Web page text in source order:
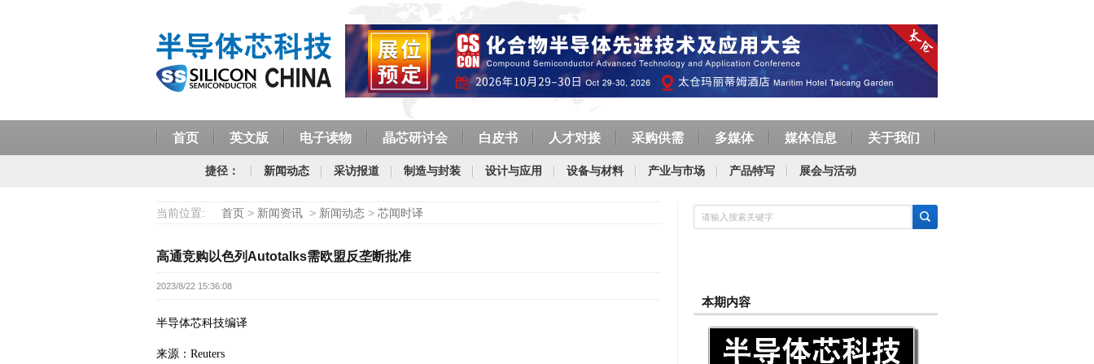
首页 英文版 电子读物 晶芯研讨会 白皮书 人才对接 采购供需 多媒体 媒体信息 关于我们
捷径： 新闻动态 采访报道 制造与封装 设计与应用 设备与材料 产业与市场 产品特写 展会与活动
当前位置: 首页 > 新闻资讯 > 新闻动态 > 芯闻时译
高通竞购以色列Autotalks需欧盟反垄断批准
2023/8/22 15:36:08
半导体芯科技编译
来源：Reuters
本期内容